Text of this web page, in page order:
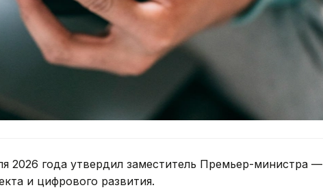
2026 года утвердил заместитель Премьер-министра —
и цифрового развития.